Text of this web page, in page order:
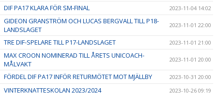
DIF PA17 KLARA FÖR SM-FINAL 2023-11-04 14:02
GIDEON GRANSTRÖM OCH LUCAS BERGVALL TILL P18-
LANDSLAGET
2023-11-01 22:00
TRE DIF-SPELARE TILL P17-LANDSLAGET 2023-11-01 21:00
MAX CROON NOMINERAD TILL ÅRETS UNICOACH-
MÅLVAKT
2023-11-01 20:00
FÖRDEL DIF PA17 INFÖR RETURMÖTET MOT MJÄLLBY 2023-10-31 20:00
VINTERKNATTESKOLAN 2023/2024 2023-10-26 09:19